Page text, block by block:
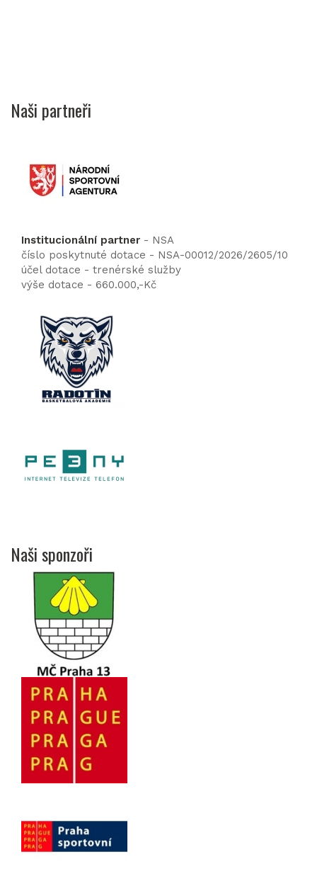
Naši partneři
Institucionální partner - NSA
číslo poskytnuté dotace - NSA-00012/2026/2605/10
účel dotace - trenérské služby
výše dotace - 660.000,-Kč
Naši sponzoři